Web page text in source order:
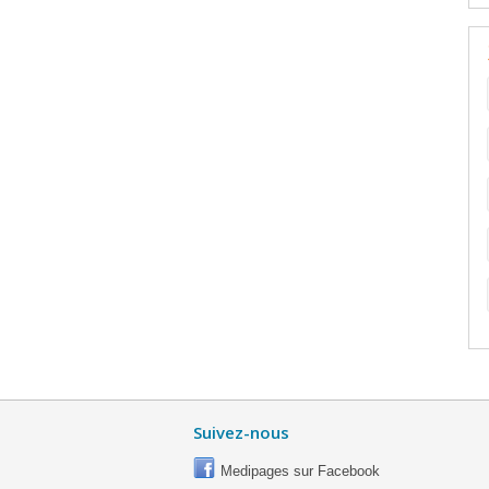
Suivez-nous
Medipages sur Facebook